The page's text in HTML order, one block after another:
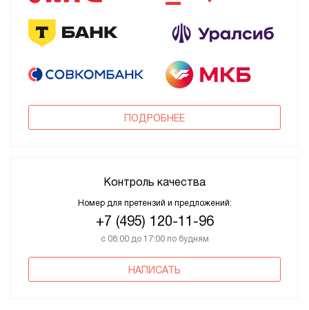
ПОДРОБНЕЕ
Контроль качества
Номер для претензий и предложений:
+7 (495) 120-11-96
с 08:00 до 17:00 по будням
НАПИСАТЬ